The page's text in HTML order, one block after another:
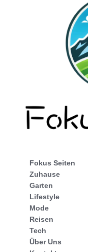
Fokus Seiten
Zuhause
Garten
Lifestyle
Mode
Reisen
Tech
Über Uns